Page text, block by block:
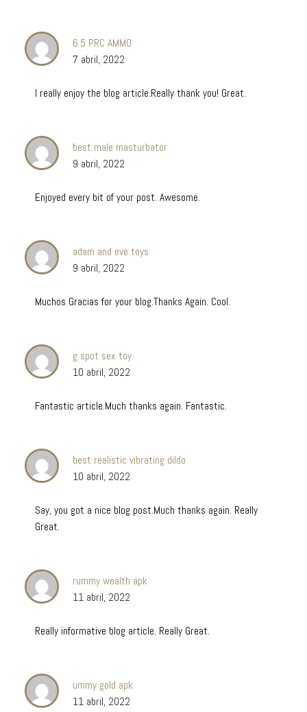
6.5 PRC AMMO
7 abril, 2022
I really enjoy the blog article.Really thank you! Great.
best male masturbator
9 abril, 2022
Enjoyed every bit of your post. Awesome.
adam and eve toys
9 abril, 2022
Muchos Gracias for your blog.Thanks Again. Cool.
g spot sex toy
10 abril, 2022
Fantastic article.Much thanks again. Fantastic.
best realistic vibrating dildo
10 abril, 2022
Say, you got a nice blog post.Much thanks again. Really
Great.
rummy wealth apk
11 abril, 2022
Really informative blog article. Really Great.
ummy gold apk
11 abril, 2022